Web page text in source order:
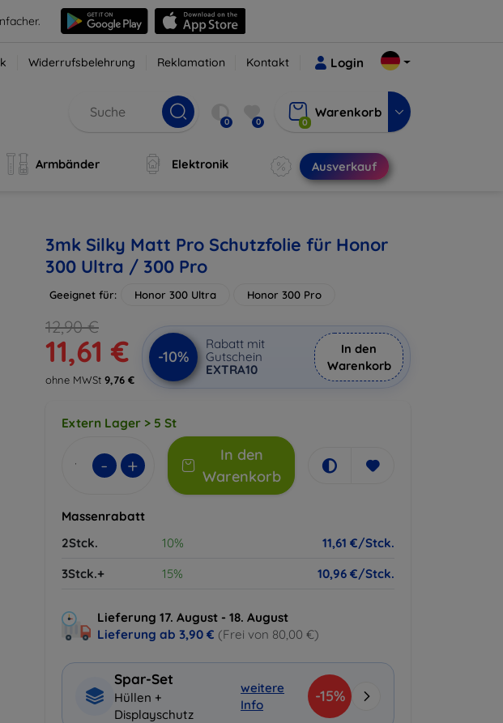
Widerrufsbelehrung Reklamation Kontakt Login
0 0 0
Warenkorb
Armbänder Elektronik Ausverkauf
3mk Silky Matt Pro Schutzfolie für Honor
300 Ultra / 300 Pro
Geeignet für: Honor 300 Ultra Honor 300 Pro
12,90 €
11,61 €
ohne MWSt 9,76 €
-10%
Rabatt mit
Gutschein
EXTRA10
In den
Warenkorb
Extern Lager > 5 St
- +
In den
Warenkorb
Massenrabatt
2Stck.
10%
11,61 €/Stck.
3Stck.+
15% 10,96 €/Stck.
Lieferung 17. August - 18. August
Lieferung ab 3,90 € (Frei von 80,00 €)
Spar-Set
Hüllen +
Displayschutz
weitere
Info
-15%